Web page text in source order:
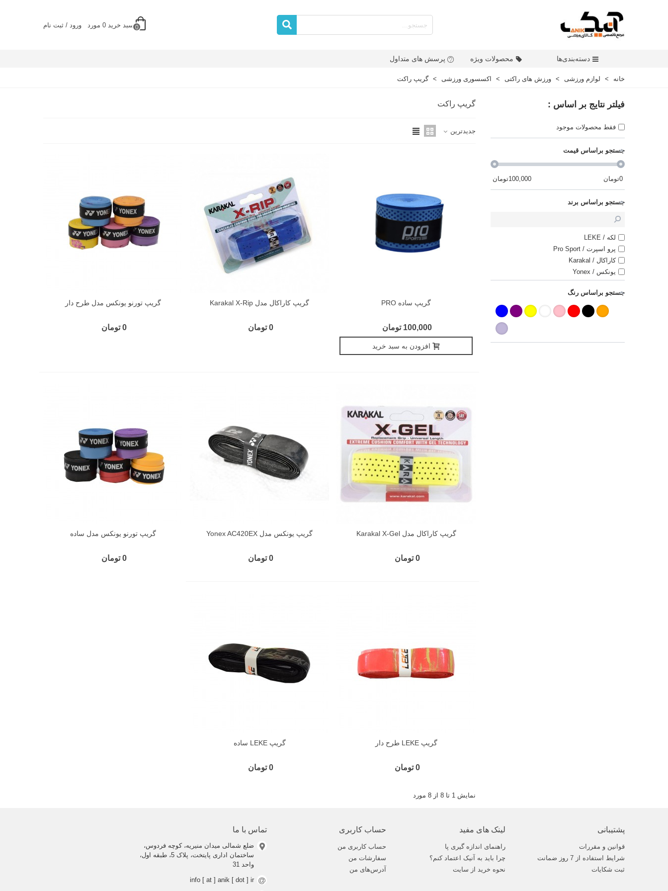
0 سبد خرید 0 مورد ورود / ثبت نام
دسته‌بندی‌ها محصولات ویژه پرسش های متداول
خانه > لوازم ورزشی > ورزش های راکتی > اکسسوری ورزشی > گریپ راکت
فیلتر نتایج بر اساس :
فقط محصولات موجود
جستجو براساس قیمت
0تومان 100,000تومان
جستجو براساس برند
لکه / LEKE
پرو اسپرت / Pro Sport
کاراکال / Karakal
یونکس / Yonex
جستجو براساس رنگ
گریپ راکت
جدیدترین
گریپ ساده PRO
100,000 تومان
افزودن به سبد خرید
گریپ کاراکال مدل Karakal X-Rip
0 تومان
گریپ تورنو یونکس مدل طرح دار
0 تومان
گریپ کاراکال مدل Karakal X-Gel
0 تومان
گریپ یونکس مدل Yonex AC420EX
0 تومان
گریپ تورنو یونکس مدل ساده
0 تومان
گریپ LEKE طرح دار
0 تومان
گریپ LEKE ساده
0 تومان
نمایش 1 تا 8 از 8 مورد
پشتیبانی
قوانین و مقررات
شرایط استفاده از 7 روز ضمانت
ثبت شکایات
لینک های مفید
راهنمای اندازه گیری پا
چرا باید به آنیک اعتماد کنم؟
نحوه خرید از سایت
حساب کاربری
حساب کاربری من
سفارشات من
آدرس‌های من
تماس با ما
ضلع شمالی میدان منیریه، کوچه فردوس،
ساختمان اداری پایتخت، پلاک 5، طبقه اول،
واحد 31
info [ at ] anik [ dot ] ir